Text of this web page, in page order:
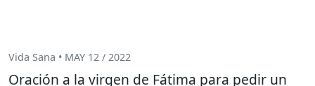
Vida Sana • MAY 12 / 2022
Oración a la virgen de Fátima para pedir un